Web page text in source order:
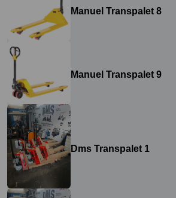
Manuel Transpalet 8
Manuel Transpalet 9
Dms Transpalet 1